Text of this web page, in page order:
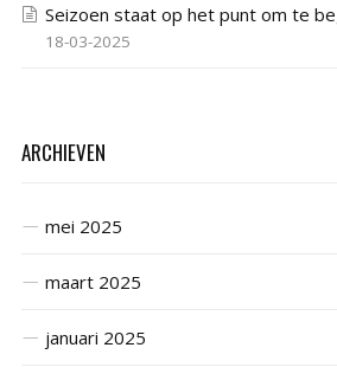
Seizoen staat op het punt om te
18-03-2025
ARCHIEVEN
mei 2025
maart 2025
januari 2025